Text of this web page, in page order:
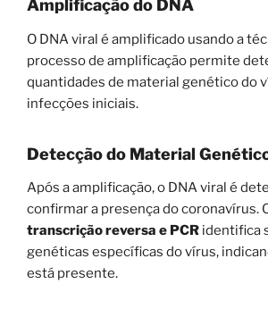
Amplificação do DNA
O DNA viral é amplificado usando a
processo de amplificação permite
quantidades de material genético do
infecções iniciais.
Detecção do Material
Após a amplificação, o DNA viral é
confirmar a presença do coronavírus.
transcrição reversa e PCR identifica
genéticas específicas do vírus,
está presente.